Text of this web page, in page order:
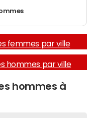
femmes par ville
hommes par ville
hommes à